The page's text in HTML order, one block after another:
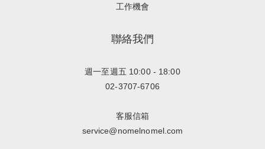
工作機會
聯絡我們
週一至週五 10:00 - 18:00
02-3707-6706
客服信箱
service@nomelnomel.com